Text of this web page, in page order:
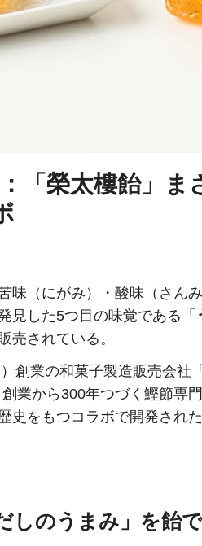
「榮太樓飴」ま
味（にがみ）・酸味（さん
見した5つ目の味覚である「
売されている。
創業の和菓子製造販売会社
業から300年つづく鰹節専
史をもつコラボで開発された
しのうまみ」を飴